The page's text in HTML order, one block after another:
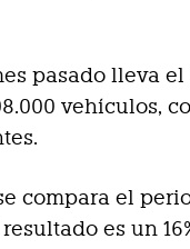
pasado lleva
vehículos,
compara el
es un